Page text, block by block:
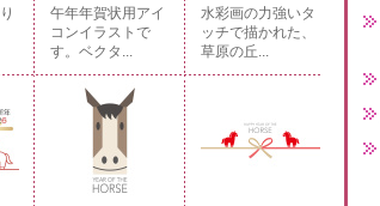
午年年賀状用アイ
コンイラストで
す。ベクタ...
水彩画の力強いタ
ッチで描かれた、
草原の丘...